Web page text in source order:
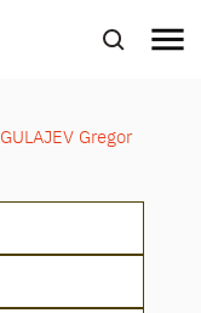
menu
GULAJEV Gregor